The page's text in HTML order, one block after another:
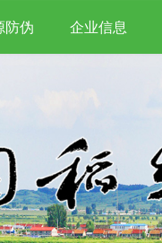
防伪 企业信息